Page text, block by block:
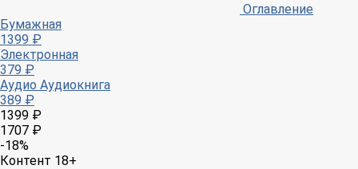
Оглавление
Бумажная
1399 ₽
Электронная
379 ₽
Аудио Аудиокнига
389 ₽
1399 ₽
1707 ₽
-18%
Контент 18+